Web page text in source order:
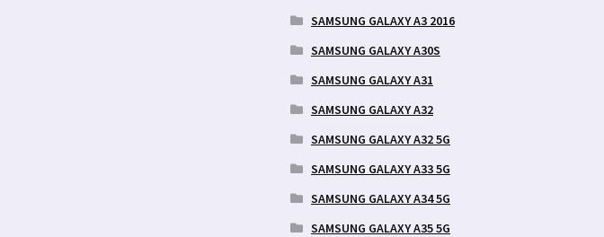
SAMSUNG GALAXY A3 2016
SAMSUNG GALAXY A30S
SAMSUNG GALAXY A31
SAMSUNG GALAXY A32
SAMSUNG GALAXY A32 5G
SAMSUNG GALAXY A33 5G
SAMSUNG GALAXY A34 5G
SAMSUNG GALAXY A35 5G